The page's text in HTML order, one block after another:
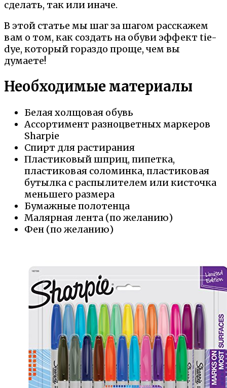
сделать, так или иначе.
В этой статье мы шаг за шагом расскажем
вам о том, как создать на обуви эффект tie-
dye, который гораздо проще, чем вы
думаете!
Необходимые материалы
Белая холщовая обувь
Ассортимент разноцветных маркеров
Sharpie
Спирт для растирания
Пластиковый шприц, пипетка,
пластиковая соломинка, пластиковая
бутылка с распылителем или кисточка
меньшего размера
Бумажные полотенца
Малярная лента (по желанию)
Фен (по желанию)